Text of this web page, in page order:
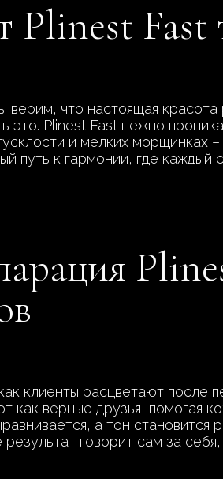
Plinest Fast
что настоящая
это. Plinest Fast нежно
и мелких морщинках
путь к гармонии, где
клиенты расцветают после
как верные друзья, помогая
а тон
говорит сам за